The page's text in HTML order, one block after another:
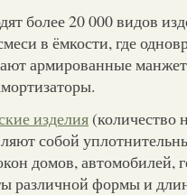
более 20 000 видов
в ёмкости, где
армированные
изделия (количество
собой
домов, автомобилей,
различной формы и